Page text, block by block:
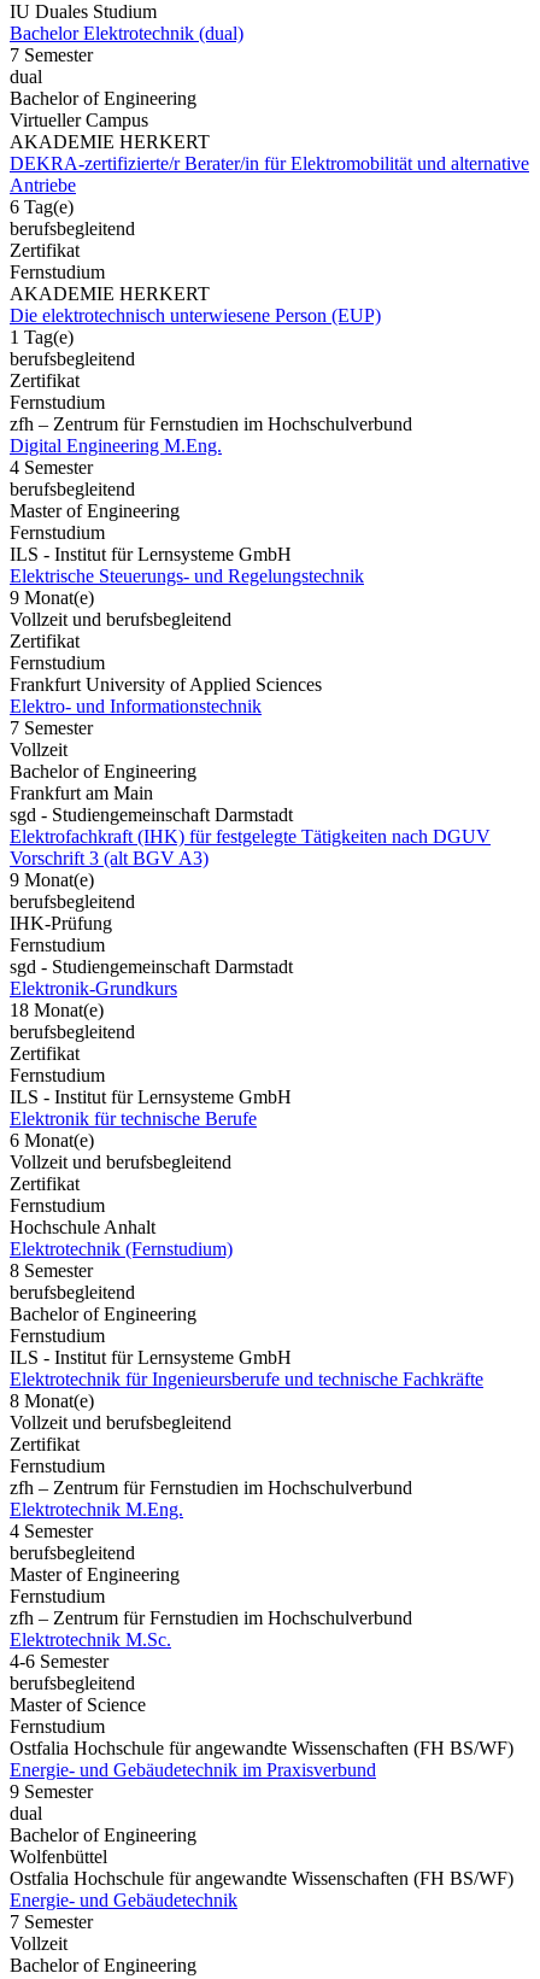
IU Duales Studium
Bachelor Elektrotechnik (dual)
7 Semester
dual
Bachelor of Engineering
Virtueller Campus
AKADEMIE HERKERT
DEKRA-zertifizierte/r Berater/in für Elektromobilität und alternative
Antriebe
6 Tag(e)
berufsbegleitend
Zertifikat
Fernstudium
AKADEMIE HERKERT
Die elektrotechnisch unterwiesene Person (EUP)
1 Tag(e)
berufsbegleitend
Zertifikat
Fernstudium
zfh – Zentrum für Fernstudien im Hochschulverbund
Digital Engineering M.Eng.
4 Semester
berufsbegleitend
Master of Engineering
Fernstudium
ILS - Institut für Lernsysteme GmbH
Elektrische Steuerungs- und Regelungstechnik
9 Monat(e)
Vollzeit und berufsbegleitend
Zertifikat
Fernstudium
Frankfurt University of Applied Sciences
Elektro- und Informationstechnik
7 Semester
Vollzeit
Bachelor of Engineering
Frankfurt am Main
sgd - Studiengemeinschaft Darmstadt
Elektrofachkraft (IHK) für festgelegte Tätigkeiten nach DGUV
Vorschrift 3 (alt BGV A3)
9 Monat(e)
berufsbegleitend
IHK-Prüfung
Fernstudium
sgd - Studiengemeinschaft Darmstadt
Elektronik-Grundkurs
18 Monat(e)
berufsbegleitend
Zertifikat
Fernstudium
ILS - Institut für Lernsysteme GmbH
Elektronik für technische Berufe
6 Monat(e)
Vollzeit und berufsbegleitend
Zertifikat
Fernstudium
Hochschule Anhalt
Elektrotechnik (Fernstudium)
8 Semester
berufsbegleitend
Bachelor of Engineering
Fernstudium
ILS - Institut für Lernsysteme GmbH
Elektrotechnik für Ingenieursberufe und technische Fachkräfte
8 Monat(e)
Vollzeit und berufsbegleitend
Zertifikat
Fernstudium
zfh – Zentrum für Fernstudien im Hochschulverbund
Elektrotechnik M.Eng.
4 Semester
berufsbegleitend
Master of Engineering
Fernstudium
zfh – Zentrum für Fernstudien im Hochschulverbund
Elektrotechnik M.Sc.
4-6 Semester
berufsbegleitend
Master of Science
Fernstudium
Ostfalia Hochschule für angewandte Wissenschaften (FH BS/WF)
Energie- und Gebäudetechnik im Praxisverbund
9 Semester
dual
Bachelor of Engineering
Wolfenbüttel
Ostfalia Hochschule für angewandte Wissenschaften (FH BS/WF)
Energie- und Gebäudetechnik
7 Semester
Vollzeit
Bachelor of Engineering